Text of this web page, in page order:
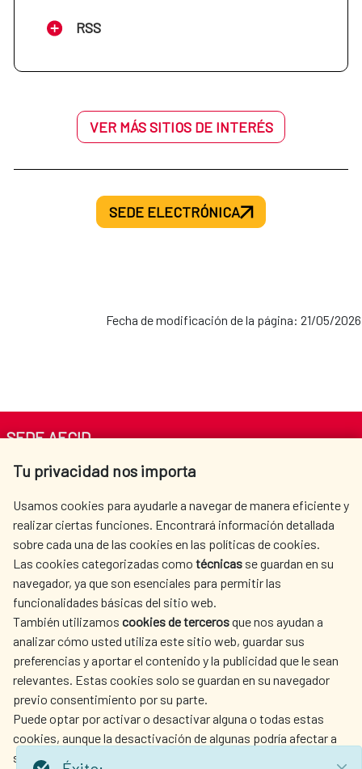
RSS
VER MÁS SITIOS DE INTERÉS
SEDE ELECTRÓNICA
Fecha de modificación de la página: 21/05/2026
Tu privacidad nos importa
Usamos cookies para ayudarle a navegar de manera eficiente y
realizar ciertas funciones. Encontrará información detallada
sobre cada una de las cookies en las políticas de cookies.
Las cookies categorizadas como técnicas se guardan en su
navegador, ya que son esenciales para permitir las
funcionalidades básicas del sitio web.
También utilizamos cookies de tercerosque nos ayudan a
analizar cómo usted utiliza este sitio web, guardar sus
preferencias y aportar el contenido y la publicidad que le sean
relevantes. Estas cookies solo se guardan en su navegador
previo consentimiento por su parte.
Puede optar por activar o desactivar alguna o todas estas
cookies, aunque la desactivación de algunas podría afectar a
su experiencia de navegación.
SEDE AECID
Av. Reyes Católicos 4 - 28040 Madrid
centro.informacion@aecid.es
LA AECID
DÓNDE COOPERAMOS
ACCIÓN HUMANITARIA
SALA DE PRENSA
CULTURA Y CIENCIA
BIBLIOTECA
NUESTRAS REDES SOCIALES